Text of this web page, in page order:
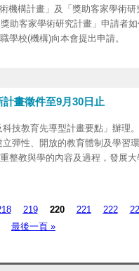
機構計畫」及「獎助客家學術
助客家學術研究計畫」申請者
學校(機構)向本會提出申請。
青年人才，鼓勵大專院校學生
劃範圍，增加「輔導大學校院
，請參考客委會「補助大學校
規定辦理，相關資訊可自本會
畫徵件至9月30日止
技教育先導型計畫要點」辦理。
彈性、開放的教育體制及學習
整教與學的內容及過程，發展
9月30日止，請至http://
式5份，每份裝訂成冊，寄送至
不予受理。
219 220 221 222
最後一頁 »